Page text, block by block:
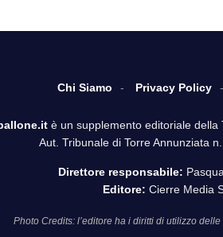
Chi Siamo Privacy Policy
è un supplemento editoriale della
Aut. Tribunale di Torre Annunziata
Direttore responsabile:
Editore: Cierre Media
Photo Credits: l’editore ha i diritti di utilizzo